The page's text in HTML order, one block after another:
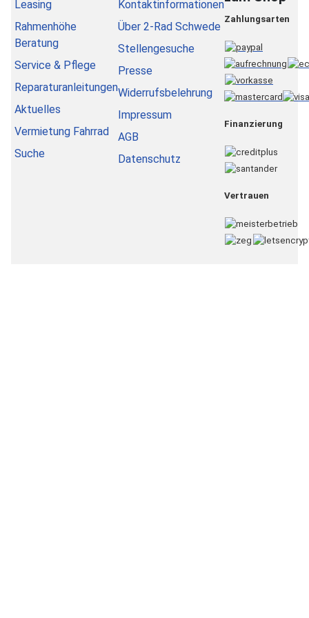
Leasing
Rahmenhöhe
Beratung
Service & Pflege
Reparaturanleitungen
Aktuelles
Vermietung Fahrrad
Suche
Kontaktinformationen
Über 2-Rad Schwede
Stellengesuche
Presse
Widerrufsbelehrung
Impressum
AGB
Datenschutz
Zahlungsarten
Finanzierung
Vertrauen